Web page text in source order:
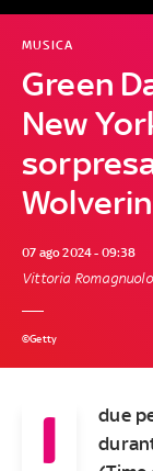
Green
New
MUSICA
07 ago 2024 - 09:38
Vittoria Romagnuolo
©Getty
I
due